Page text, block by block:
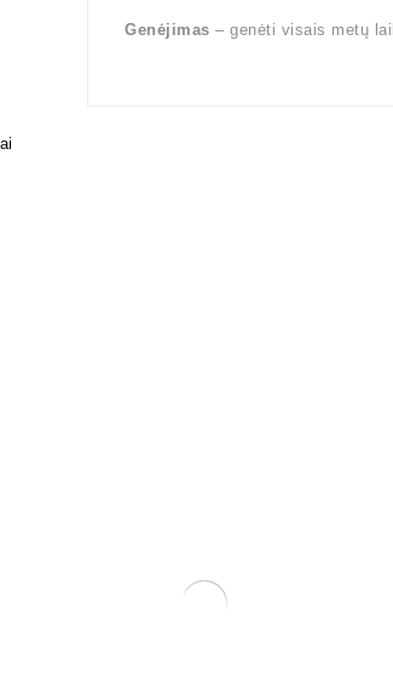
Genėjimas – genėti visais metų